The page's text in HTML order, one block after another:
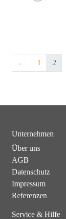
← 1 2
Unternehmen
Über uns
AGB
Datenschutz
Impressum
Referenzen
Service & Hilfe